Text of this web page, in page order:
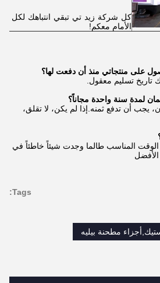
كل شركة زيد تي تبقي انتباهك لكل
الأمام معكم!
على منتجاتي منذ أن دفعت لها؟
تاريخ تسليم معقول.
لمدة سنة واحدة مجاناً؟
يجب أن تدفع ثمنه.إذا لم يكن، لا تقلق،
المناسب طالما وجدت شيئاً خاطئاً في
الأفضل
Tags:
مطحنة بيليه